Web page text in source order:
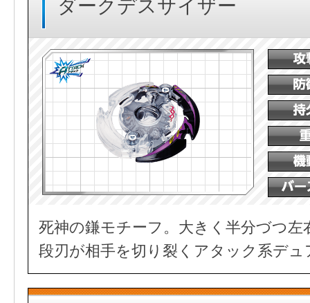
ダークデスサイザー
死神の鎌モチーフ。大きく半分づつ
段刃が相手を切り裂くアタック系デ